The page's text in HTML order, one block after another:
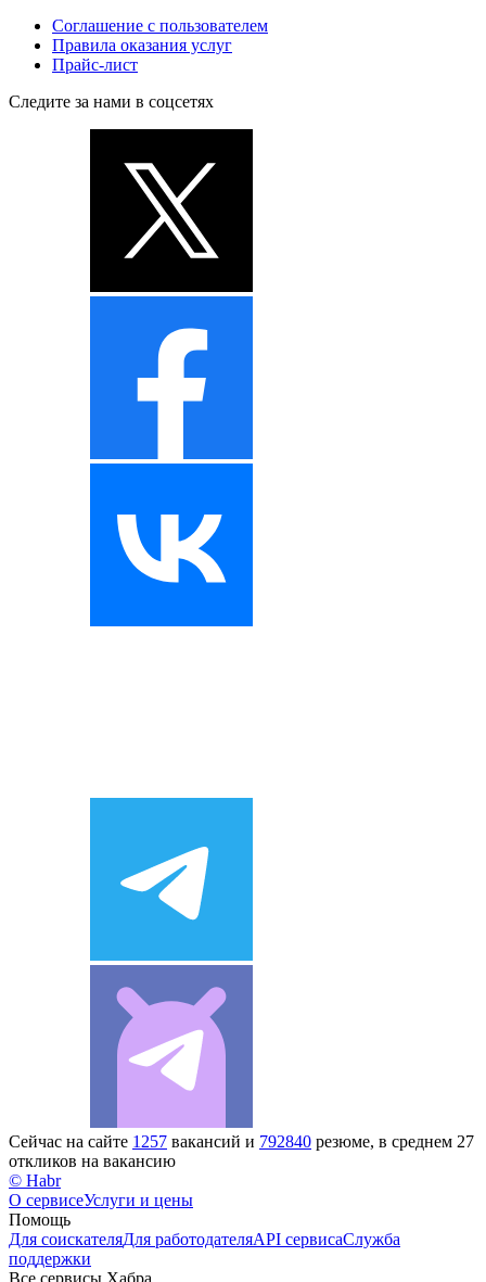
Соглашение с пользователем
Правила оказания услуг
Прайс-лист
Следите за нами в соцсетях
Сейчас на сайте 1257 вакансий и 792840 резюме, в среднем 27
откликов на вакансию
© Habr
О сервисеУслуги и цены
Помощь
Для соискателяДля работодателяAPI сервисаСлужба
поддержки
Все сервисы Хабра